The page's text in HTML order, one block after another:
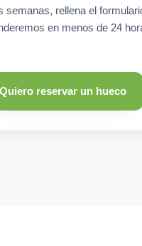
semanas, rellena el
en menos de 24
Quiero reservar un hueco